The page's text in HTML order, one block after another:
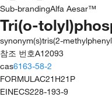
Sub-brandingAlfa Aesar™
Tri(o-
synonym(s)tris(2-
참조 번호A12093
cas6163-58-2
FORMULAC21H21P
EINECS228-193-9